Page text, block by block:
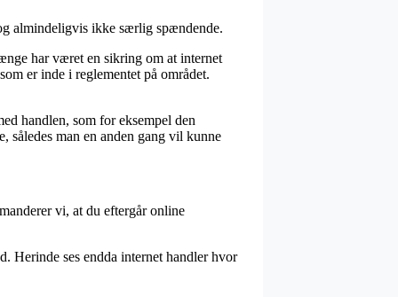
almindeligvis ikke særlig spændende.
har været en sikring om at internet
er inde i reglementet på området.
handlen, som for eksempel den
man en anden gang vil kunne
vi, at du eftergår online
Herinde ses endda internet handler hvor